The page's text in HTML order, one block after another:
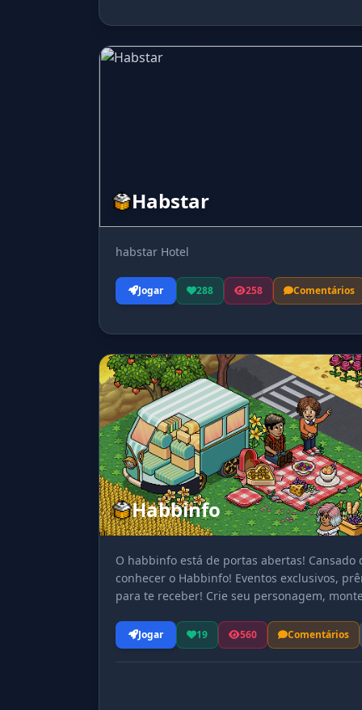
Habstar
habstar Hotel
Jogar 288 258 Comentários
Habbinfo
O habbinfo está de portas abertas!
conhecer o Habbinfo! Eventos exclusivos,
para te receber! Crie seu personagem,
Jogar 19 560 Comentários